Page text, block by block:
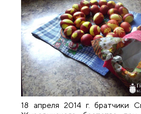
18 апреля 2014 г. братчики